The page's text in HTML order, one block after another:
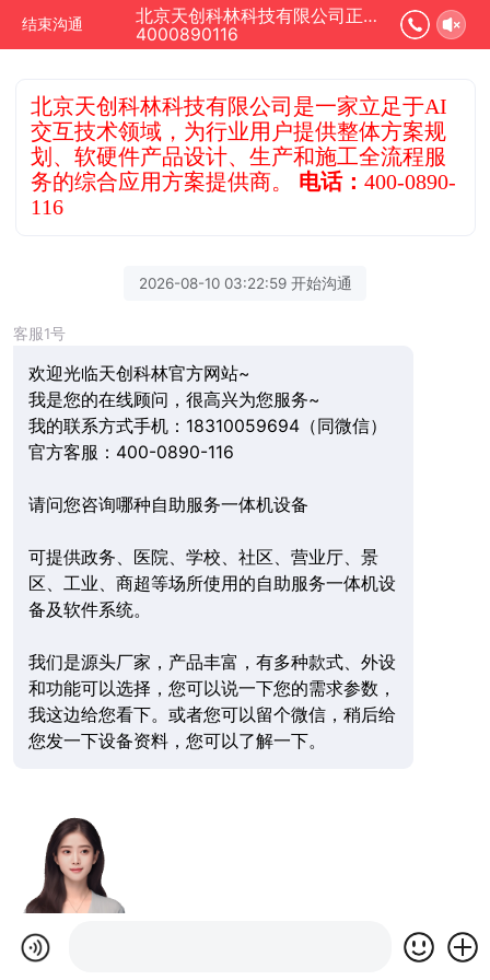
结束沟通
北京天创科林科技有限公司正在为您服务
4000890116
北京天创科林科技有限公司是一家立足于AI
交互技术领域，为行业用户提供整体方案规
划、软硬件产品设计、生产和施工全流程服
务的综合应用方案提供商。 电话：400-0890-
116
2026-08-10 03:22:59 开始沟通
客服1号
欢迎光临天创科林官方网站~
我是您的在线顾问，很高兴为您服务~
我的联系方式手机：18310059694（同微信）
官方客服：400-0890-116
请问您咨询哪种自助服务一体机设备
可提供政务、医院、学校、社区、营业厅、景
区、工业、商超等场所使用的自助服务一体机设
备及软件系统。
我们是源头厂家，产品丰富，有多种款式、外设
和功能可以选择，您可以说一下您的需求参数，
我这边给您看下。或者您可以留个微信，稍后给
您发一下设备资料，您可以了解一下。